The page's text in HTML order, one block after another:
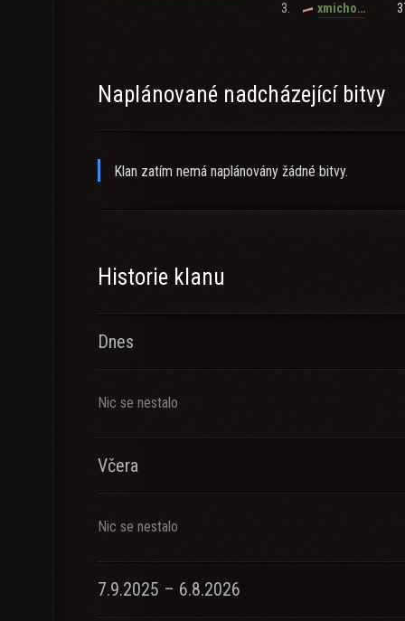
3. xmicho_24
Naplánované nadcházející bitvy
Klan zatím nemá naplánovány žádné bitvy.
Historie klanu
Dnes
Nic se nestalo
Včera
Nic se nestalo
7.9.2025 – 6.8.2026